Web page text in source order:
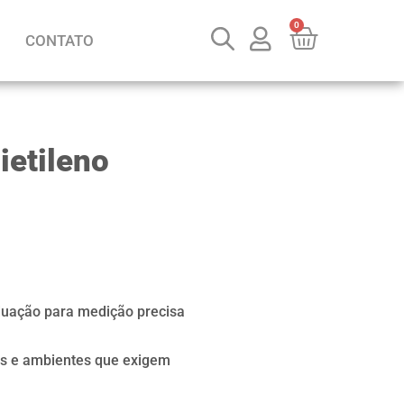
CONTATO
0
para medição precisa
e ambientes que exigem